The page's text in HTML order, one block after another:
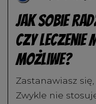
Jak sobie
Czy leczenie
możliwe?
Zastanawiasz
Zwykle nie